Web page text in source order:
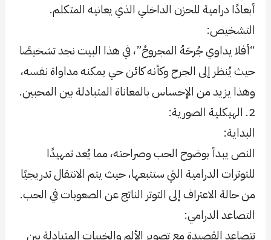
أبعادًا درامية للحزن الداخلي الذي يعانيه المتكلم.
التشخيص:
“أفلا يداوي جُرحَهُ المجروحُ”، في هذا البيت نجد تشخيصًا
حيث يُنظر إلى الجرح وكأنه كائن حي يمكنه مداواة نفسه،
وهذا يزيد من الإحساس بالمعاناة المتبادلة بين المحبين.
2. الهيكلية الصورية:
البداية:
النص يبدأ بوضوح الحب وصراحته، مما يُعد تمهيدًا
للتوترات الدرامية التي ستتبعها، حيث يتم الانتقال تدريجيًا
من حالة الاعتراف إلى التوتر الناتج عن الصعوبات في الحب.
التصاعد الدرامي:
تتصاعد القصيدة مع تصوير الألم والخيبات المتبادلة بين